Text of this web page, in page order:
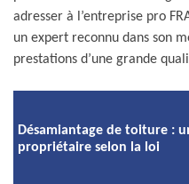
adresser à l’entreprise pro
un expert reconnu dans son
prestations d’une grande
Désamiantage de toiture :
propriétaire selon la loi